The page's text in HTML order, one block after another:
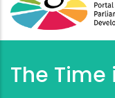
The Time